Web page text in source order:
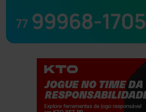
77 99968-1705